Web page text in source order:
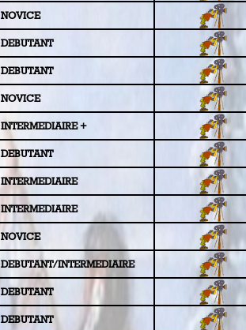
NOVICE
DEBUTANT
DEBUTANT
NOVICE
INTERMEDIAIRE +
DEBUTANT
INTERMEDIAIRE
INTERMEDIAIRE
NOVICE
DEBUTANT/INTERMEDIAIRE
DEBUTANT
DEBUTANT